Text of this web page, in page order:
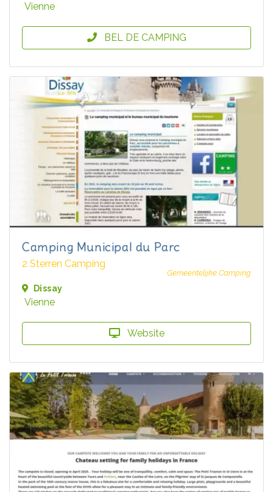
Vienne
BEL DE CAMPING
Camping Municipal du Parc
2 Sterren Camping
Gemeentelijke Camping
Dissay
Vienne
Website